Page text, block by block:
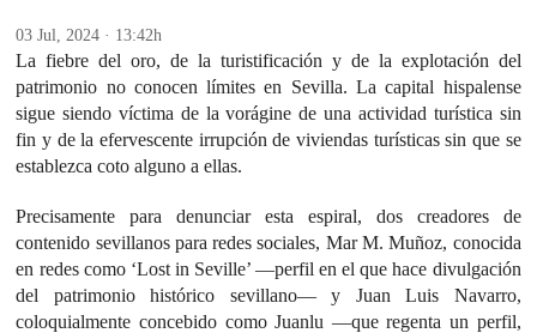
03 Jul, 2024 · 13:42h
La fiebre del oro, de la turistificación y de la explotación del
patrimonio no conocen límites en Sevilla. La capital hispalense
sigue siendo víctima de la vorágine de una actividad turística sin
fin y de la efervescente irrupción de viviendas turísticas sin que se
establezca coto alguno a ellas.
Precisamente para denunciar esta espiral, dos creadores de
contenido sevillanos para redes sociales, Mar M. Muñoz, conocida
en redes como ‘Lost in Seville’ —perfil en el que hace divulgación
del patrimonio histórico sevillano— y Juan Luis Navarro,
coloquialmente concebido como Juanlu —que regenta un perfil,